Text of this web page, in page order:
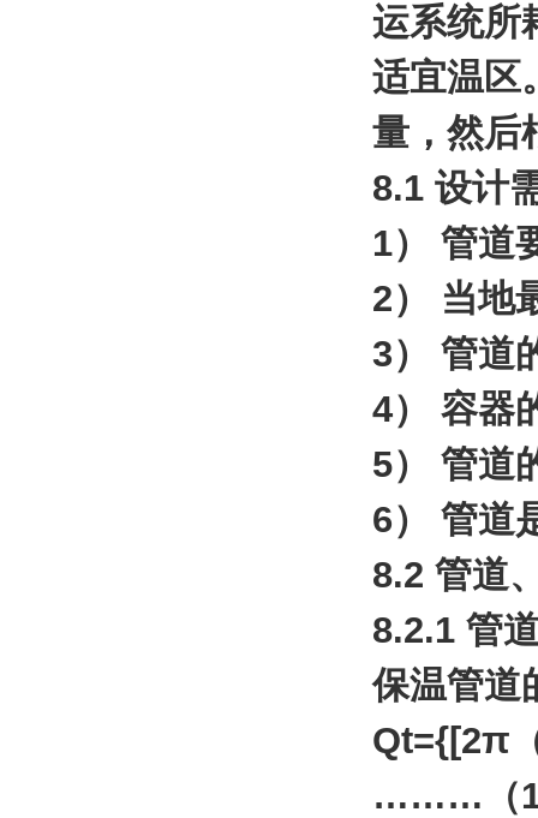
运系统所
适宜温区
量，然后
8.1 设计
1） 管道
2） 当地
3） 管道
4） 容器
5） 管道
6） 管道
8.2 管道
8.2.1 管
保温管道
Qt={[2π
………（